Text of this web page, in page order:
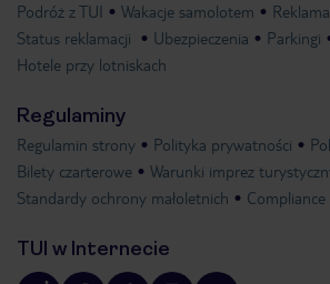
Podróż z TUI Wakacje samolotem
Status reklamacji
Ubezpieczenia
Parkingi
Hotele przy lotniskach
Regulaminy
Regulamin strony Polityka prywatności
Bilety czarterowe
Warunki imprez
Standardy ochrony małoletnich
Compliance
TUI w Internecie